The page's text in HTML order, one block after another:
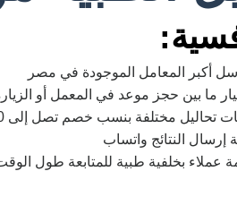
أكبر المعامل الموجودة في مصر
ما بين حجز موعد في المعمل أو
تحاليل مختلفة بنسب خصم تصل إلى 50%
إرسال النتائج واتساب
عملاء بخلفية طبية للمتابعة طول